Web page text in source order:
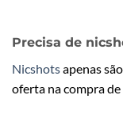
Precisa de
Nicshotsapenas
oferta na compra